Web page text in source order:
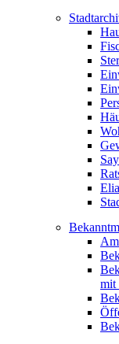
mit